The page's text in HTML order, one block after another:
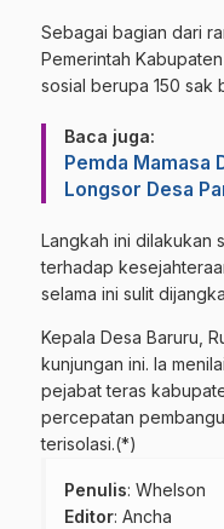
​Sebagai bagian dari
Pemerintah
sosial berupa 150 sak
Baca juga:
Pemda Mamasa
Longsor Desa
Langkah ini dilakukan
terhadap
selama ini sulit
​Kepala Desa Baruru,
kunjungan ini. Ia
pejabat teras
percepatan
terisolasi.(*)
Penulis: Whelson
Editor: Ancha